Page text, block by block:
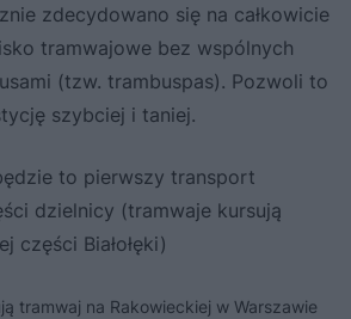
zdecydowano się na całkowicie
tramwajowe bez wspólnych
(tzw. trambuspas). Pozwoli to
szybciej i taniej.
to pierwszy transport
dzielnicy (tramwaje kursują
części Białołęki)
tramwaj na Rakowieckiej w Warszawie